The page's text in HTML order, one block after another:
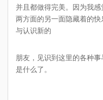
并且都做得完美。因为我
两方面的另一面隐藏着的
与认识新的
朋友，见识到这里的各种
是什么了。